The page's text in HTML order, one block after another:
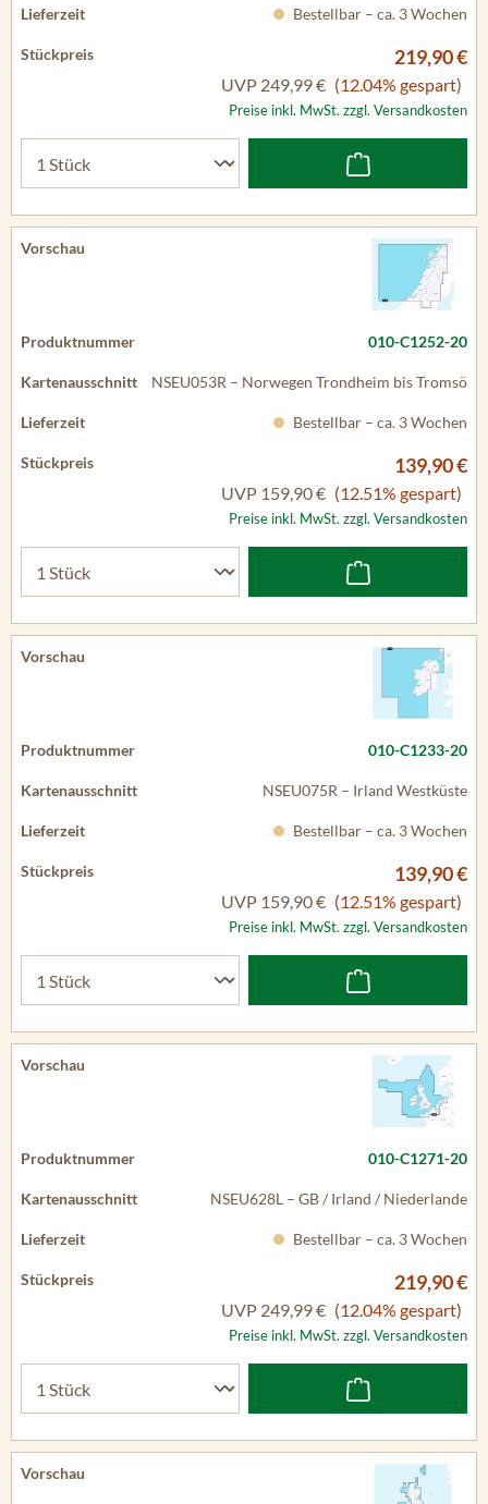
Bestellbar – ca. 3 Wochen
219,90 €
UVP 249,99 € (12.04% gespart)
Preise inkl. MwSt. zzgl. Versandkosten
010-C1252-20
NSEU053R – Norwegen Trondheim bis Tromsö
Bestellbar – ca. 3 Wochen
139,90 €
UVP 159,90 € (12.51% gespart)
Preise inkl. MwSt. zzgl. Versandkosten
010-C1233-20
NSEU075R – Irland Westküste
Bestellbar – ca. 3 Wochen
139,90 €
UVP 159,90 € (12.51% gespart)
Preise inkl. MwSt. zzgl. Versandkosten
010-C1271-20
NSEU628L – GB / Irland / Niederlande
Bestellbar – ca. 3 Wochen
219,90 €
UVP 249,99 € (12.04% gespart)
Preise inkl. MwSt. zzgl. Versandkosten